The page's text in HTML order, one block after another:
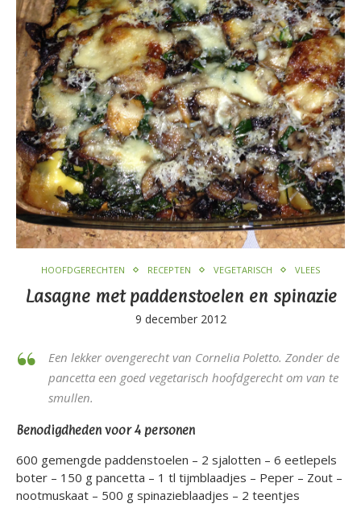
HOOFDGERECHTEN RECEPTEN VEGETARISCH VLEES
Lasagne met paddenstoelen en spinazie
9 december 2012
Een lekker ovengerecht van Cornelia Poletto. Zonder de
pancetta een goed vegetarisch hoofdgerecht om van te
smullen.
Benodigdheden voor 4 personen
600 gemengde paddenstoelen – 2 sjalotten – 6 eetlepels
boter – 150 g pancetta – 1 tl tijmblaadjes – Peper – Zout –
nootmuskaat – 500 g spinazieblaadjes – 2 teentjes